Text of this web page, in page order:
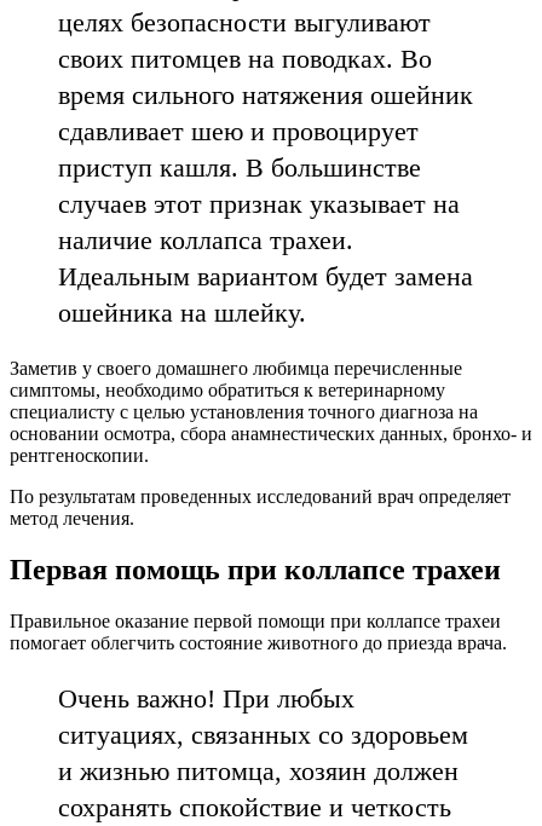
целях безопасности выгуливают
своих питомцев на поводках. Во
время сильного натяжения ошейник
сдавливает шею и провоцирует
приступ кашля. В большинстве
случаев этот признак указывает на
наличие коллапса трахеи.
Идеальным вариантом будет замена
ошейника на шлейку.
Заметив у своего домашнего любимца перечисленные
симптомы, необходимо обратиться к ветеринарному
специалисту с целью установления точного диагноза на
основании осмотра, сбора анамнестических данных, бронхо- и
рентгеноскопии.
По результатам проведенных исследований врач определяет
метод лечения.
Первая помощь при коллапсе трахеи
Правильное оказание первой помощи при коллапсе трахеи
помогает облегчить состояние животного до приезда врача.
Очень важно! При любых
ситуациях, связанных со здоровьем
и жизнью питомца, хозяин должен
сохранять спокойствие и четкость